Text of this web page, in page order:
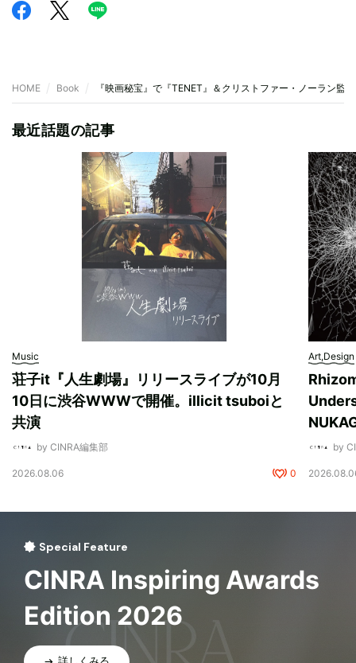
HOME Book 『映画秘宝』で『TENET』＆クリストファー・ノーラン監
最近話題の記事
Music
荘子it『人生劇場』リリースライブが10月
10日に渋谷WWWで開催。illicit tsuboiと
共演
by CINRA編集部
2026.08.06 0
Art,Design
by
Special Feature
CINRA Inspiring Awards
Edition 2026